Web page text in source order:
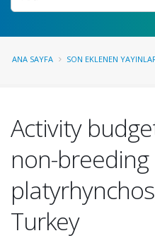
ANA SAYFA SON EKLENEN
Activity
non-
Turkey